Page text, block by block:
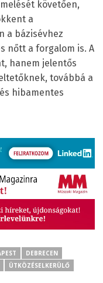
követően,
a
a bázisévhez
nőtt a forgalom is. A
hanem jelentős
továbbá a
hibamentes
DEBRECEN
ÜTKÖZÉSELKERÜLŐ